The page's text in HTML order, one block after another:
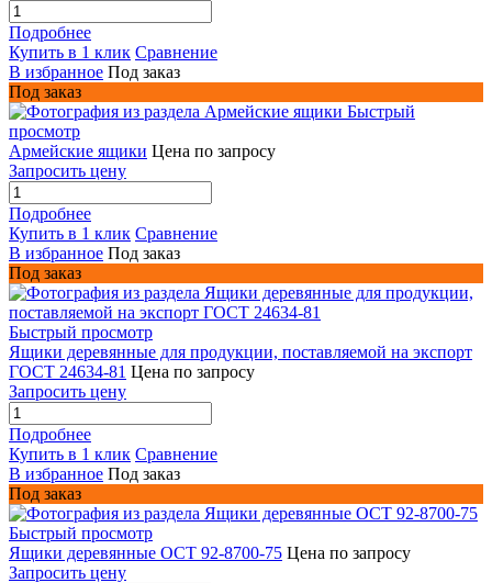
Подробнее
Купить в 1 клик Сравнение
В избранное Под заказ
Под заказ
Быстрый
просмотр
Армейские ящики Цена по запросу
Запросить цену
Подробнее
Купить в 1 клик Сравнение
В избранное Под заказ
Под заказ
Быстрый просмотр
Ящики деревянные для продукции, поставляемой на экспорт
ГОСТ 24634-81 Цена по запросу
Запросить цену
Подробнее
Купить в 1 клик Сравнение
В избранное Под заказ
Под заказ
Быстрый просмотр
Ящики деревянные ОСТ 92-8700-75 Цена по запросу
Запросить цену